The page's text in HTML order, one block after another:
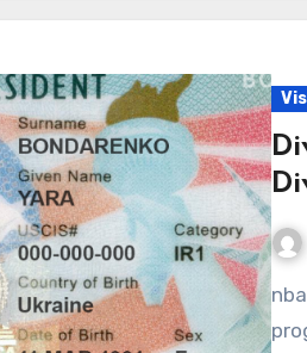
nbaschedule2012now.net – The Diversity Visa (DV)